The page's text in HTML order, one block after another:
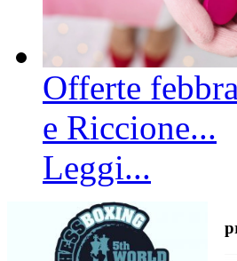
Offerte
e Riccione...
Leggi...